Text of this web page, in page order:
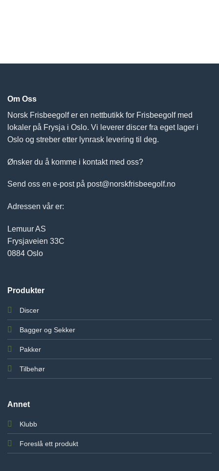
Om Oss
Norsk Frisbeegolf er en nettbutikk for Frisbeegolf med
lokaler på Frysja i Oslo. Vi leverer discer fra eget lager i
Oslo og streber etter lynrask levering til deg.
Ønsker du å komme i kontakt med oss?
Send oss en e-post på post@norskfrisbeegolf.no
Adressen vår er:
Lemuur AS
Frysjaveien 33C
0884 Oslo
Produkter
Discer
Bagger og Sekker
Pakker
Tilbehør
Annet
Klubb
Foreslå ett produkt